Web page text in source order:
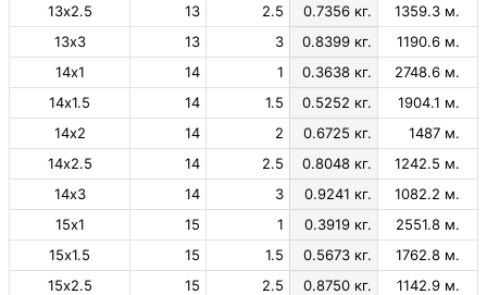
13х2.5
13 2.5 0.7356 кг.
1359.3 м.
13х3
13 3 0.8399 кг.
1190.6 м.
14х1
14 1 0.3638 кг.
2748.6 м.
14х1.5
14 1.5 0.5252 кг.
1904.1 м.
14х2
14 2 0.6725 кг.
1487 м.
14х2.5
14 2.5 0.8048 кг.
1242.5 м.
14х3
14 3 0.9241 кг.
1082.2 м.
15х1
15 1 0.3919 кг.
2551.8 м.
15х1.5
15 1.5 0.5673 кг.
1762.8 м.
15х2.5
15 2.5 0.8750 кг.
1142.9 м.